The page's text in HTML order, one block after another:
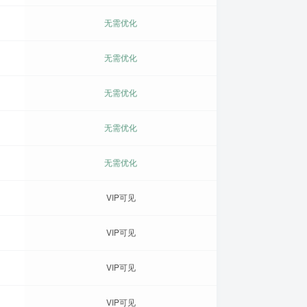
无需优化
无需优化
无需优化
无需优化
无需优化
VIP可见
VIP可见
VIP可见
VIP可见